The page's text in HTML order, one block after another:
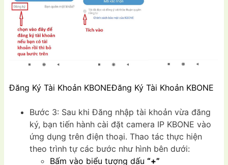
Đăng Ký Tài Khoản KBONEĐăng Ký Tài Khoản KBONE
Bước 3: Sau khi Đăng nhập tài khoản vừa đăng
ký, bạn tiến hành cài đặt camera IP KBONE vào
ứng dụng trên điện thoại. Thao tác thực hiện
theo trình tự các bước như hình bên dưới:
Bấm vào biểu tượng dấu “+”